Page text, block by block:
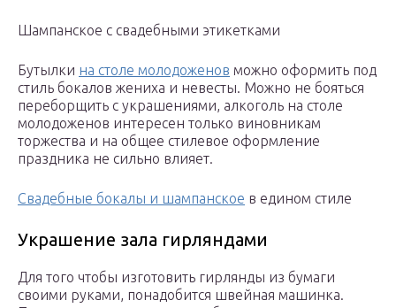
Шампанское с свадебными этикетками
Бутылки на столе молодоженов можно оформить под
стиль бокалов жениха и невесты. Можно не бояться
переборщить с украшениями, алкоголь на столе
молодоженов интересен только виновникам
торжества и на общее стилевое оформление
праздника не сильно влияет.
Свадебные бокалы и шампанское в едином стиле
Украшение зала гирляндами
Для того чтобы изготовить гирлянды из бумаги
своими руками, понадобится швейная машинка.